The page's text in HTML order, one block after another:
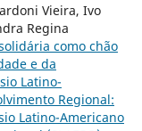
Vieira, Ivo
Regina
como chão
e da
Latino-
Regional:
Latino-Americano